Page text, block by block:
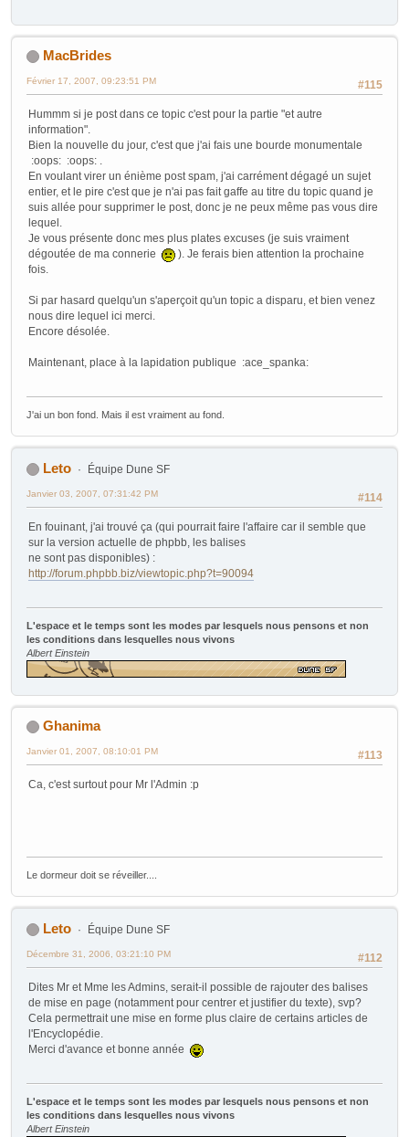
MacBrides
#115
Février 17, 2007, 09:23:51 PM
Hummm si je post dans ce topic c'est pour la partie "et autre
information".
Bien la nouvelle du jour, c'est que j'ai fais une bourde monumentale
:oops: :oops: .
En voulant virer un énième post spam, j'ai carrément dégagé un sujet
entier, et le pire c'est que je n'ai pas fait gaffe au titre du topic quand je
suis allée pour supprimer le post, donc je ne peux même pas vous dire
lequel.
Je vous présente donc mes plus plates excuses (je suis vraiment
dégoutée de ma connerie
). Je ferais bien attention la prochaine
fois.
Si par hasard quelqu'un s'aperçoit qu'un topic a disparu, et bien venez
nous dire lequel ici merci.
Encore désolée.
Maintenant, place à la lapidation publique :ace_spanka:
J'ai un bon fond. Mais il est vraiment au fond.
Leto Équipe Dune SF
#114
Janvier 03, 2007, 07:31:42 PM
En fouinant, j'ai trouvé ça (qui pourrait faire l'affaire car il semble que
sur la version actuelle de phpbb, les balises
ne sont pas disponibles) :
http://forum.phpbb.biz/viewtopic.php?t=90094
L'espace et le temps sont les modes par lesquels nous pensons et non
les conditions dans lesquelles nous vivons
Albert Einstein
Ghanima
#113
Janvier 01, 2007, 08:10:01 PM
Ca, c'est surtout pour Mr l'Admin :p
Le dormeur doit se réveiller....
Leto Équipe Dune SF
#112
Décembre 31, 2006, 03:21:10 PM
Dites Mr et Mme les Admins, serait-il possible de rajouter des balises
de mise en page (notamment pour centrer et justifier du texte), svp?
Cela permettrait une mise en forme plus claire de certains articles de
l'Encyclopédie.
Merci d'avance et bonne année
L'espace et le temps sont les modes par lesquels nous pensons et non
les conditions dans lesquelles nous vivons
Albert Einstein